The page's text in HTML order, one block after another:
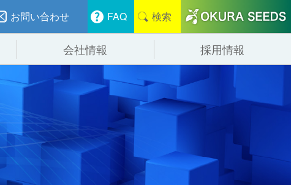
お問い合わせ FAQ 検索
仕分けシステム
保管システム
バンニング・デバンニングシステム
物流
食品
会社情報
会社概要
事業紹介
採用情報